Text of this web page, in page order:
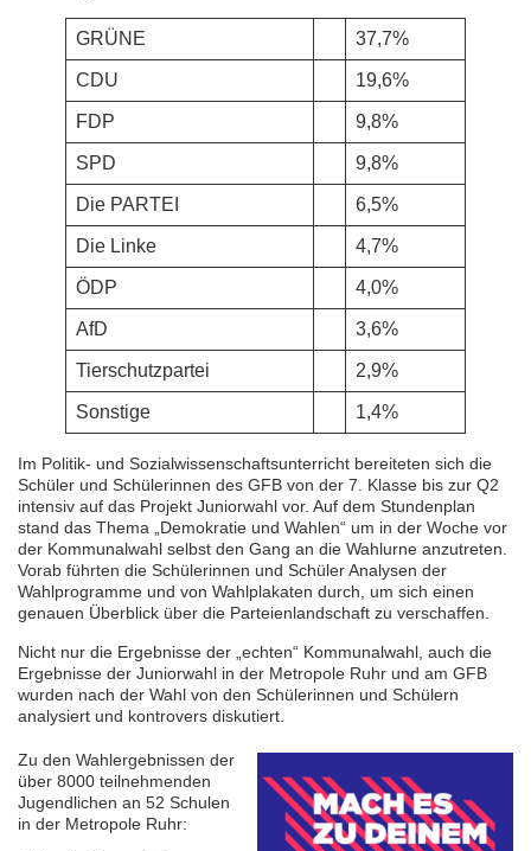
GRÜNE 37,7%
CDU 19,6%
FDP 9,8%
SPD 9,8%
Die PARTEI 6,5%
Die Linke 4,7%
ÖDP 4,0%
AfD 3,6%
Tierschutzpartei 2,9%
Sonstige 1,4%
Im Politik- und Sozialwissenschaftsunterricht bereiteten sich die
Schüler und Schülerinnen des GFB von der 7. Klasse bis zur Q2
intensiv auf das Projekt Juniorwahl vor. Auf dem Stundenplan
stand das Thema „Demokratie und Wahlen“ um in der Woche vor
der Kommunalwahl selbst den Gang an die Wahlurne anzutreten.
Vorab führten die Schülerinnen und Schüler Analysen der
Wahlprogramme und von Wahlplakaten durch, um sich einen
genauen Überblick über die Parteienlandschaft zu verschaffen.
Nicht nur die Ergebnisse der „echten“ Kommunalwahl, auch die
Ergebnisse der Juniorwahl in der Metropole Ruhr und am GFB
wurden nach der Wahl von den Schülerinnen und Schülern
analysiert und kontrovers diskutiert.
Zu den Wahlergebnissen der
über 8000 teilnehmenden
Jugendlichen an 52 Schulen
in der Metropole Ruhr: